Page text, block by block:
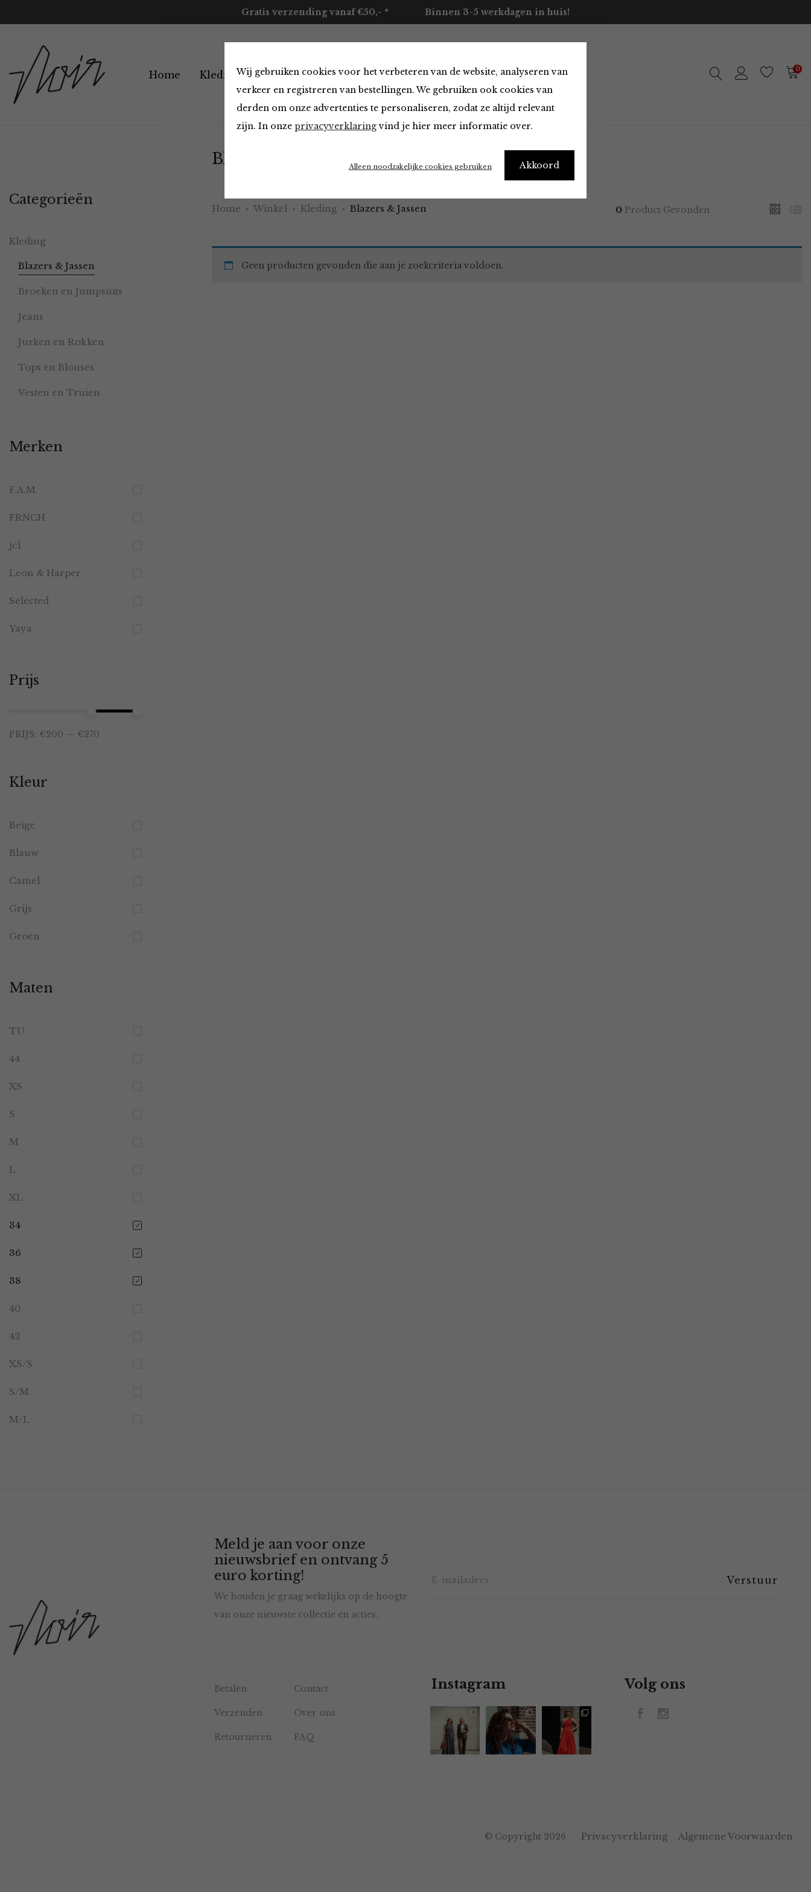
Wij gebruiken cookies voor het verbeteren van de website, analyseren van
verkeer en registreren van bestellingen. We gebruiken ook cookies van
derden om onze advertenties te personaliseren, zodat ze altijd relevant
zijn. In onze privacyverklaringvind je hier meer informatie over.
Akkoord
Alleen noodzakelijke cookies gebruiken
Gratis verzending vanaf €50,- * Binnen 3-5 werkdagen in huis!
Home Kleding Accessoires Merken Over ons Contact 0
Blazers & Jassen
Home Winkel Kleding Blazers & Jassen 0 Product Gevonden
Geen producten gevonden die aan je zoekcriteria voldoen.
Categorieën
Kleding
Blazers & Jassen
Broeken en Jumpsuits
Jeans
Jurken en Rokken
Tops en Blouses
Vesten en Truien
Merken
F.A.M.
FRNCH
jcl
Leon & Harper
Selected
Yaya
Prijs
PRIJS: €200 — €270
Kleur
Beige
Blauw
Camel
Grijs
Groen
Maten
TU
44
XS
S
M
L
XL
34
36
38
40
42
XS/S
S/M
M/L
Meld je aan voor onze
nieuwsbrief en ontvang 5
euro korting!
We houden je graag wekelijks op de hoogte
van onze nieuwste collectie en acties.
Betalen Contact
Verzenden Over ons
Retourneren FAQ
Instagram Volg ons
© Copyright 2026 Privacyverklaring Algemene Voorwaarden